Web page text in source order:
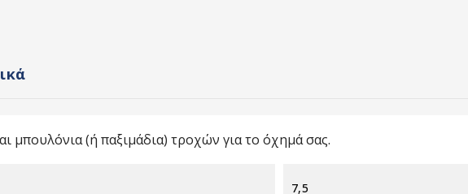
μπουλόνια (ή παξιμάδια) τροχών για το όχημά σας.
7,5